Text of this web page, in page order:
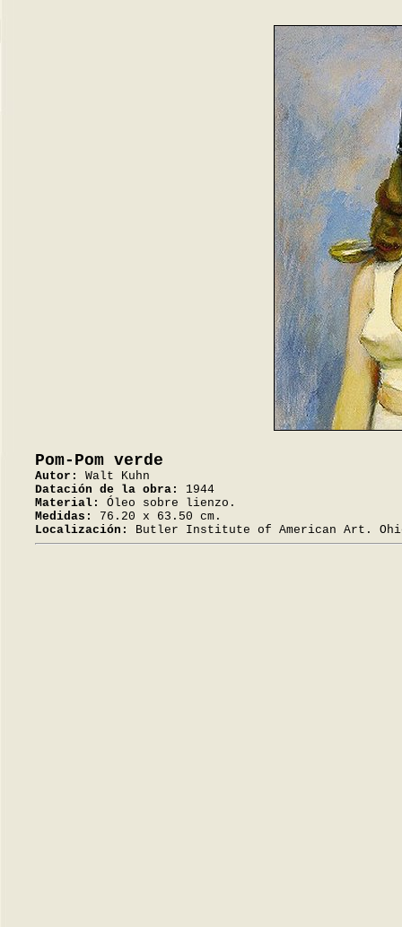
Pom-Pom verde
Autor:
Walt Kuhn
Datación de la obra:
1944
Material:
Óleo sobre lienzo.
Medidas:
76.20 x 63.50 cm.
Localización:
Butler Institute of American Art.